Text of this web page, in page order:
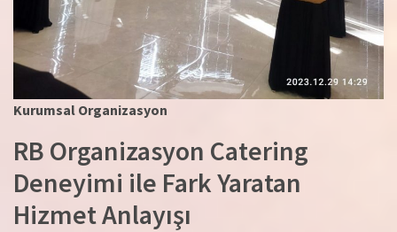
Kurumsal Organizasyon
RB Organizasyon Catering
Deneyimi ile Fark Yaratan
Hizmet Anlayışı